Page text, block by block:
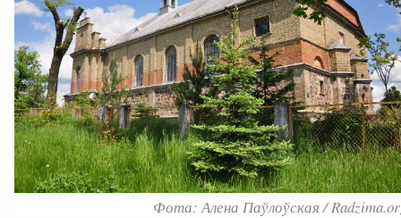
Фота: Алена Паўлоўская /